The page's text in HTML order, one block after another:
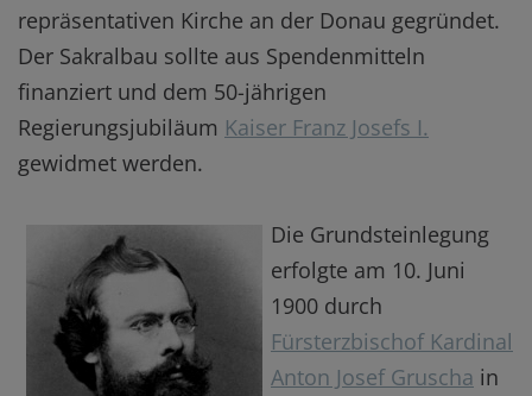
repräsentativen Kirche an der Donau gegründet.
Der Sakralbau sollte aus Spendenmitteln
finanziert und dem 50-jährigen
Regierungsjubiläum Kaiser Franz Josefs I.
gewidmet werden.
Die Grundsteinlegung
erfolgte am 10. Juni
1900 durch
Fürsterzbischof Kardinal
Anton Josef Gruscha in